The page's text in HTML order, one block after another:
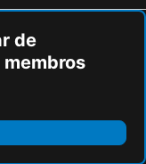
de